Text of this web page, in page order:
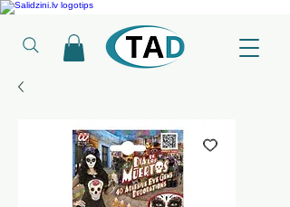
Ledusskapji, Sadzīves tehnika, Smaržas,